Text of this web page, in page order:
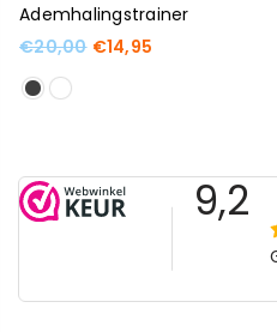
Ademhalingstrainer
Standaard
€20,00 €14,95